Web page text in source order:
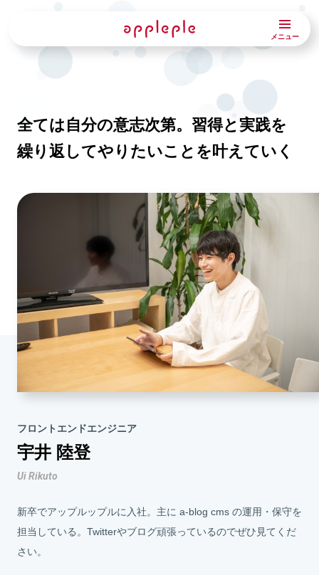
メニュー
全ては自分の意志次第。習得と実践を
繰り返してやりたいことを叶えていく
フロントエンドエンジニア
宇井 陸登
Ui Rikuto
新卒でアップルップルに入社。主に a-blog cms の運用・保守を
担当している。Twitterやブログ頑張っているのでぜひ見てくだ
さい。